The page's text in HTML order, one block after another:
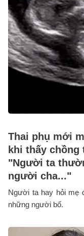
Thai phụ mới
khi thấy chồng
"Người ta
người cha..."
Người ta hay hỏi mẹ
những người bố.